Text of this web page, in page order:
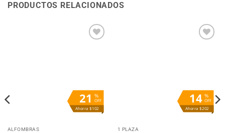
PRODUCTOS RELACIONADOS
%
OFF
21
Ahorra $102
ALFOMBRAS
%
OFF
14
Ahorra $202
1 PLAZA